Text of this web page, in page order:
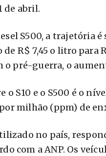
de abril.
S500, a trajetória
R$ 7,45 o litro para
o pré-guerra, o
o S10 e o S500 é o
milhão (ppm) de
no país,
com a ANP. Os